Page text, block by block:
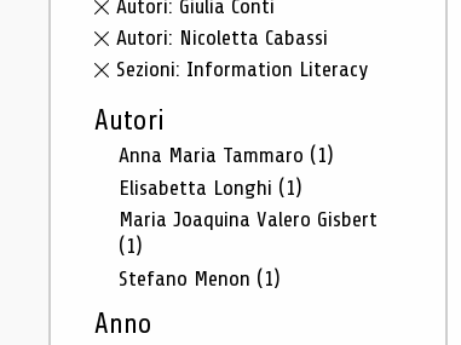
Autori: Giulia Conti
Autori: Nicoletta Cabassi
Sezioni: Information Literacy
Autori
Anna Maria Tammaro (1)
Elisabetta Longhi (1)
Maria Joaquina Valero Gisbert
(1)
Stefano Menon (1)
Anno